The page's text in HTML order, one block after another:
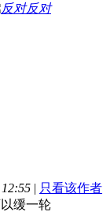
反对
| 只看该作者
缓一轮